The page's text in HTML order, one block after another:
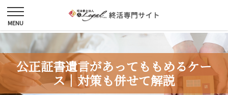
公正証書遺言があってももめるケー
ス｜対策も併せて解説